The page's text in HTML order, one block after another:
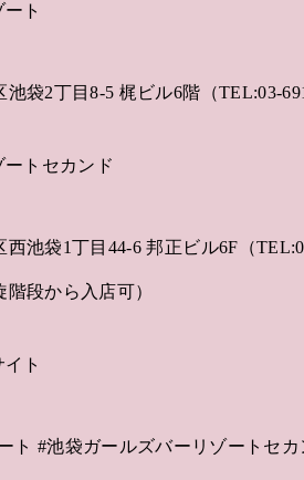
ト
袋2丁目8-5 梶ビル6階（TEL:03-
ートセカンド
池袋1丁目44-6 邦正ビル6F（
階段から入店可）
ト
ト #池袋ガールズバーリゾートセカ